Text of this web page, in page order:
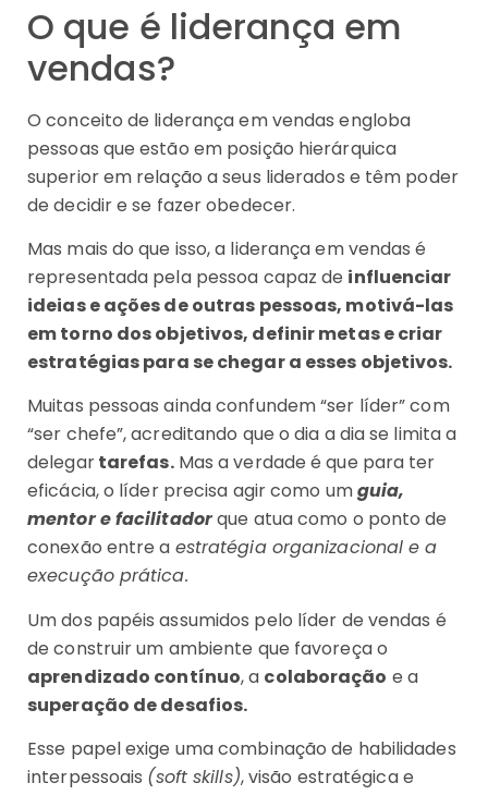
O que é liderança em
vendas?
O conceito de liderança em vendas engloba
pessoas que estão em posição hierárquica
superior em relação a seus liderados e têm poder
de decidir e se fazer obedecer.
Mas mais do que isso, a liderança em vendas é
representada pela pessoa capaz de influenciar
ideias e ações de outras pessoas, motivá-las
em torno dos objetivos, definir metas e criar
estratégias para se chegar a esses objetivos.
Muitas pessoas ainda confundem “ser líder” com
“ser chefe”, acreditando que o dia a dia se limita a
delegartarefas.Mas a verdade é que para ter
eficácia, o líder precisa agir como umguia,
mentor e facilitadorque atua como o ponto de
conexão entre a estratégia organizacional e a
execução prática.
Um dos papéis assumidos pelo líder de vendas é
de construir um ambiente que favoreça o
aprendizado contínuo, a colaboração e a
superação de desafios.
Esse papel exige uma combinação de habilidades
interpessoais (soft skills), visão estratégica e